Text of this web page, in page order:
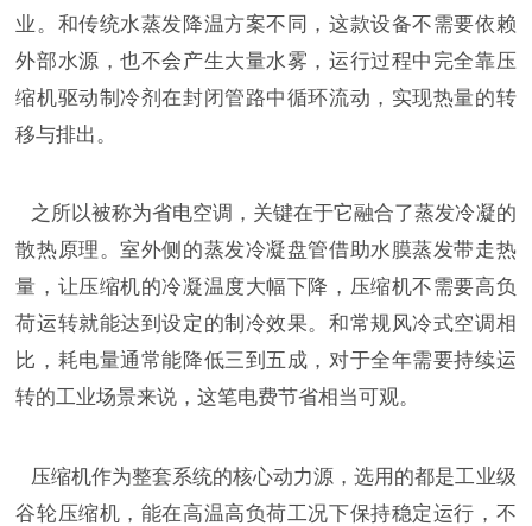
业。和传统水蒸发降温方案不同，这款设备不需要依赖
外部水源，也不会产生大量水雾，运行过程中完全靠压
缩机驱动制冷剂在封闭管路中循环流动，实现热量的转
移与排出。
之所以被称为省电空调，关键在于它融合了蒸发冷凝的
散热原理。室外侧的蒸发冷凝盘管借助水膜蒸发带走热
量，让压缩机的冷凝温度大幅下降，压缩机不需要高负
荷运转就能达到设定的制冷效果。和常规风冷式空调相
比，耗电量通常能降低三到五成，对于全年需要持续运
转的工业场景来说，这笔电费节省相当可观。
压缩机作为整套系统的核心动力源，选用的都是工业级
谷轮压缩机 ，能在高温高负荷工况下保持稳定运行，不